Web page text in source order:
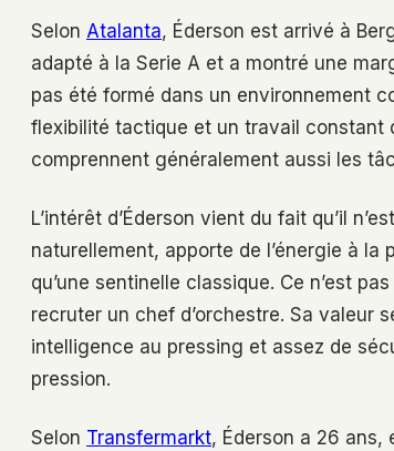
Selon Atalanta, Éderson est arrivé à
adapté à la Serie A et a montré une
pas été formé dans un environnement
flexibilité tactique et un travail constant
comprennent généralement aussi les
L’intérêt d’Éderson vient du fait qu’il
naturellement, apporte de l’énergie à la
qu’une sentinelle classique. Ce n’est
recruter un chef d’orchestre. Sa valeur
intelligence au pressing et assez de
pression.
Selon Transfermarkt, Éderson a 26 ans,